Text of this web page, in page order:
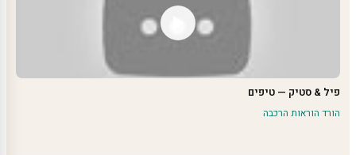
פיל & סטיק — טיפים
הורד הוראות הרכבה